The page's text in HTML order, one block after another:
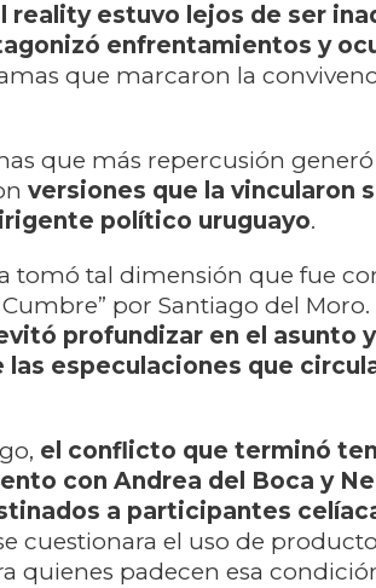
reality estuvo lejos de ser
enfrentamientos y
que marcaron la
que más repercusión
versiones que la vincularon
político uruguayo.
tomó tal dimensión que fue
por Santiago del
profundizar en el asunto
especulaciones que
el conflicto que terminó
con Andrea del Boca y
a participantes
cuestionara el uso de
quienes padecen esa